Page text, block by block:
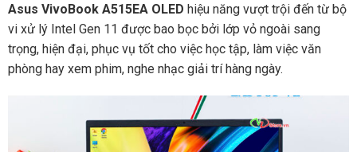
Asus VivoBook A515EA OLED hiệu năng vượt trội đến từ bộ
vi xử lý Intel Gen 11 được bao bọc bởi lớp vỏ ngoài sang
trọng, hiện đại, phục vụ tốt cho việc học tập, làm việc văn
phòng hay xem phim, nghe nhạc giải trí hàng ngày.